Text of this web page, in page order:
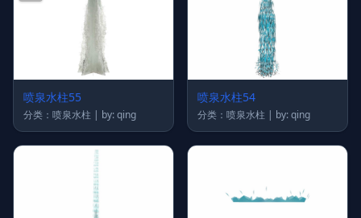
喷泉水柱55
分类：喷泉水柱 | by: qing
喷泉水柱54
分类：喷泉水柱 | by: qing